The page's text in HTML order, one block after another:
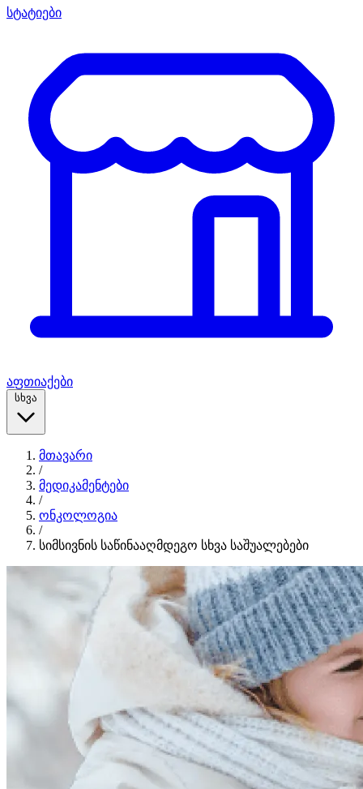
სტატიები
აფთიაქები
სხვა
მთავარი
/
მედიკამენტები
/
ონკოლოგია
/
სიმსივნის საწინააღმდეგო სხვა საშუალებები